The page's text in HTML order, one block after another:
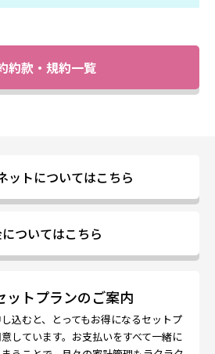
約款・規約一覧
ットについてはこちら
ついてはこちら
ットプランのご案内
込むと、とってもお得になるセットプ
しています。お支払いをすべて一緒に